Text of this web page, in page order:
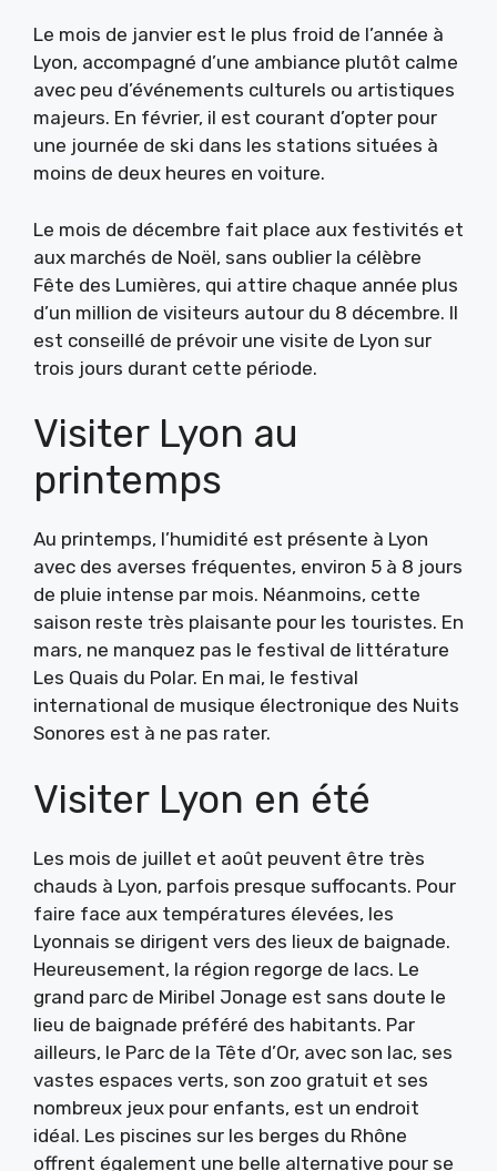
Le mois de janvier est le plus froid de l’année à
Lyon, accompagné d’une ambiance plutôt calme
avec peu d’événements culturels ou artistiques
majeurs. En février, il est courant d’opter pour
une journée de ski dans les stations situées à
moins de deux heures en voiture.
Le mois de décembre fait place aux festivités et
aux marchés de Noël, sans oublier la célèbre
Fête des Lumières, qui attire chaque année plus
d’un million de visiteurs autour du 8 décembre. Il
est conseillé de prévoir une visite de Lyon sur
trois jours durant cette période.
Visiter Lyon au
printemps
Au printemps, l’humidité est présente à Lyon
avec des averses fréquentes, environ 5 à 8 jours
de pluie intense par mois. Néanmoins, cette
saison reste très plaisante pour les touristes. En
mars, ne manquez pas le festival de littérature
Les Quais du Polar. En mai, le festival
international de musique électronique des Nuits
Sonores est à ne pas rater.
Visiter Lyon en été
Les mois de juillet et août peuvent être très
chauds à Lyon, parfois presque suffocants. Pour
faire face aux températures élevées, les
Lyonnais se dirigent vers des lieux de baignade.
Heureusement, la région regorge de lacs. Le
grand parc de Miribel Jonage est sans doute le
lieu de baignade préféré des habitants. Par
ailleurs, le Parc de la Tête d’Or, avec son lac, ses
vastes espaces verts, son zoo gratuit et ses
nombreux jeux pour enfants, est un endroit
idéal. Les piscines sur les berges du Rhône
offrent également une belle alternative pour se